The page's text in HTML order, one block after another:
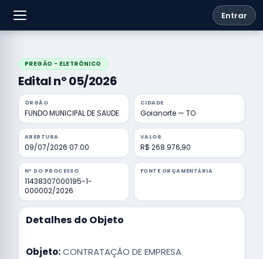
Entrar
PREGÃO - ELETRÔNICO
Edital nº 05/2026
ÓRGÃO
FUNDO MUNICIPAL DE SAUDE
CIDADE
Goianorte — TO
ABERTURA
09/07/2026 07:00
VALOR
R$ 268.976,90
Nº DO PROCESSO
11438307000195-1-
000002/2026
FONTE ORÇAMENTÁRIA
Detalhes do Objeto
Objeto:CONTRATAÇÃO DE EMPRESA